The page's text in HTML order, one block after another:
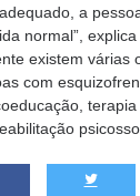
a
normal”,
existem várias
com